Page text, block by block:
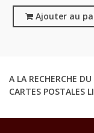
- Théâtre XVIIe S.,
Rainures,
Ajouter au
A LA RECHERCHE
CARTES POSTALES